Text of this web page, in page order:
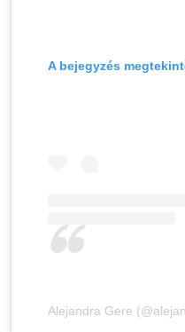
A bejegyzés
Alejandra Gere